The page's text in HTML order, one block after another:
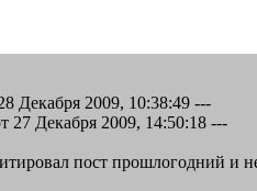
Декабря 2009, 10:38:49 ---
Декабря 2009, 14:50:18 ---
пост прошлогодний и